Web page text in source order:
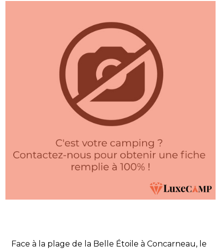
Face à la plage de la Belle Étoile à Concarneau, le